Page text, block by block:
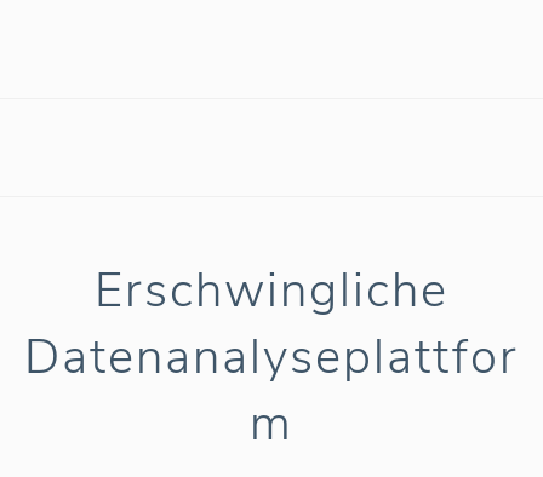
Erschwingliche
Datenanalyseplattfor
m